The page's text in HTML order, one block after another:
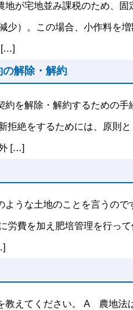
が宅地並み課税のため、固
少）。この場合、小作料を
[…]
解除・解約
を解除・解約するための
拒絶をするためには、原則
[…]
うな土地のことを言うの
労費を加え肥培管理を行っ
えてください。 A 農地法